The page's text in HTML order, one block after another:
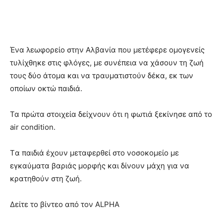
Ένα λεωφορείο στην Αλβανία που μετέφερε ομογενείς
τυλίχθηκε στις φλόγες, με συνέπεια να χάσουν τη ζωή
τους δύο άτομα και να τραυματιστούν δέκα, εκ των
οποίων οκτώ παιδιά.
Τα πρώτα στοιχεία δείχνουν ότι η φωτιά ξεκίνησε από το
air condition.
Tα παιδιά έχουν μεταφερθεί στο νοσοκομείο με
εγκαύματα βαριάς μορφής και δίνουν μάχη για να
κρατηθούν στη ζωή.
Δείτε το βίντεο από τον ALPHA